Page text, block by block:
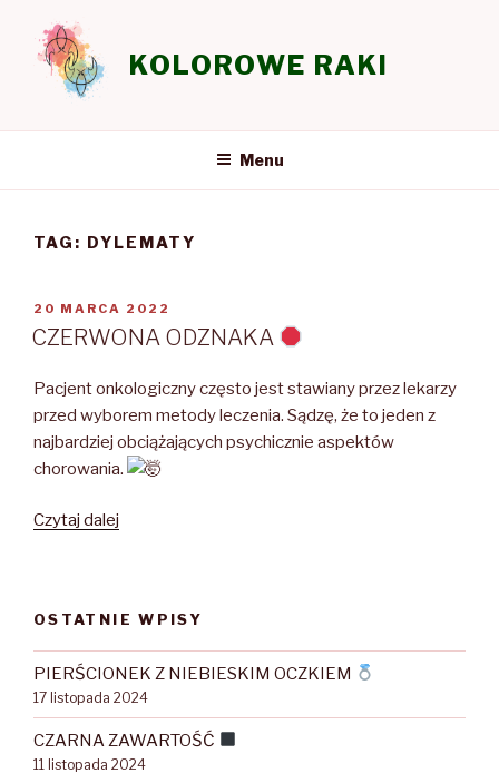
treści
KOLOROWE RAKI
Menu
TAG: DYLEMATY
OPUBLIKOWANE
W
20 MARCA 2022
CZERWONA ODZNAKA
Pacjent onkologiczny często jest stawiany przez lekarzy
przed wyborem metody leczenia. Sądzę, że to jeden z
najbardziej obciążających psychicznie aspektów
chorowania.
Czytaj dalej
OSTATNIE WPISY
PIERŚCIONEK Z NIEBIESKIM OCZKIEM
17 listopada 2024
CZARNA ZAWARTOŚĆ
11 listopada 2024